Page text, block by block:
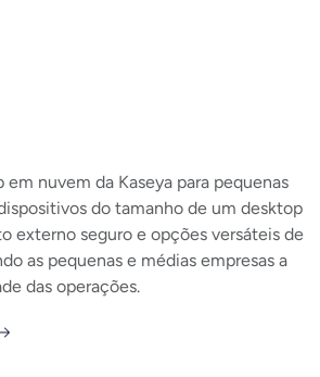
nuvem da Kaseya para pequenas
do tamanho de um desktop
externo seguro e opções versáteis de
as pequenas e médias empresas a
das operações.